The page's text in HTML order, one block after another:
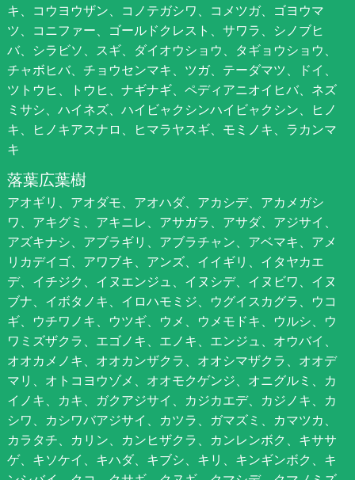
キ、コウヨウザン、コノテガシワ、コメツガ、ゴヨウマ
ツ、コニファー、ゴールドクレスト、サワラ、シノブヒ
バ、シラビソ、スギ、ダイオウショウ、タギョウショウ、
チャボヒバ、チョウセンマキ、ツガ、テーダマツ、ドイ、
ツトウヒ、トウヒ、ナギナギ、ペディアニオイヒバ、ネズ
ミサシ、ハイネズ、ハイビャクシンハイビャクシン、ヒノ
キ、ヒノキアスナロ、ヒマラヤスギ、モミノキ、ラカンマ
キ
落葉広葉樹
アオギリ、アオダモ、アオハダ、アカシデ、アカメガシ
ワ、アキグミ、アキニレ、アサガラ、アサダ、アジサイ、
アズキナシ、アブラギリ、アブラチャン、アベマキ、アメ
リカデイゴ、アワブキ、アンズ、イイギリ、イタヤカエ
デ、イチジク、イヌエンジュ、イヌシデ、イヌビワ、イヌ
ブナ、イボタノキ、イロハモミジ、ウグイスカグラ、ウコ
ギ、ウチワノキ、ウツギ、ウメ、ウメモドキ、ウルシ、ウ
ワミズザクラ、エゴノキ、エノキ、エンジュ、オウバイ、
オオカメノキ、オオカンザクラ、オオシマザクラ、オオデ
マリ、オトコヨウゾメ、オオモクゲンジ、オニグルミ、カ
イノキ、カキ、ガクアジサイ、カジカエデ、カジノキ、カ
シワ、カシワバアジサイ、カツラ、ガマズミ、カマツカ、
カラタチ、カリン、カンヒザクラ、カンレンボク、キササ
ゲ、キソケイ、キハダ、キブシ、キリ、キンギンボク、キ